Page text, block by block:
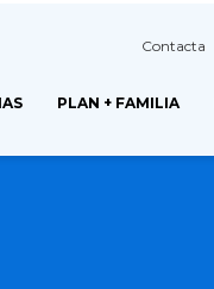
Contacta
PLAN + FAMILIA